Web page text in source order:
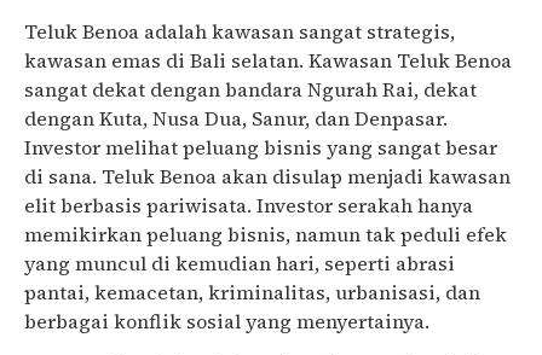
Teluk Benoa adalah kawasan sangat strategis,
kawasan emas di Bali selatan. Kawasan Teluk Benoa
sangat dekat dengan bandara Ngurah Rai, dekat
dengan Kuta, Nusa Dua, Sanur, dan Denpasar.
Investor melihat peluang bisnis yang sangat besar
di sana. Teluk Benoa akan disulap menjadi kawasan
elit berbasis pariwisata. Investor serakah hanya
memikirkan peluang bisnis, namun tak peduli efek
yang muncul di kemudian hari, seperti abrasi
pantai, kemacetan, kriminalitas, urbanisasi, dan
berbagai konflik sosial yang menyertainya.